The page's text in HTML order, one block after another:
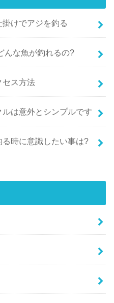
けでアジを釣る
んな魚が釣れるの?
セス方法
は意外とシンプルです
時に意識したい事は?